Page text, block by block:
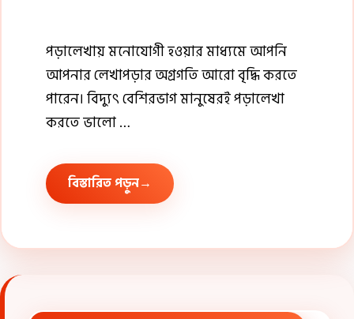
পড়ালেখায় মনোযোগী হওয়ার মাধ্যমে আপনি
আপনার লেখাপড়ার অগ্রগতি আরো বৃদ্ধি করতে
পারেন। বিদ্যুৎ বেশিরভাগ মানুষেরই পড়ালেখা
করতে ভালো …
বিস্তারিত পড়ুন